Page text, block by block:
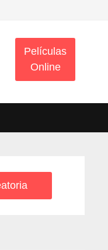
Películas
Online